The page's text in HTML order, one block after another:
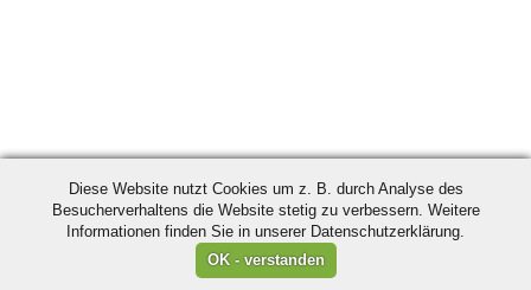
Diese Website nutzt Cookies um z. B. durch Analyse des
Besucherverhaltens die Website stetig zu verbessern. Weitere
Informationen finden Sie in unserer Datenschutzerklärung.